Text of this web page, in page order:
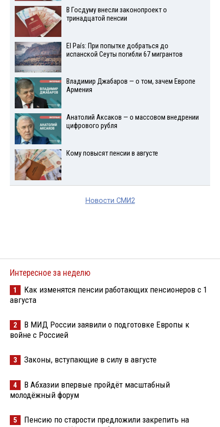
В Госдуму внесли законопроект о
тринадцатой пенсии
El País: При попытке добраться до
испанской Сеуты погибли 67 мигрантов
Владимир Джабаров — о том, зачем Европе
Армения
Анатолий Аксаков — о массовом внедрении
цифрового рубля
Кому повысят пенсии в августе
Новости СМИ2
Интересное за неделю
1
Как изменятся пенсии работающих пенсионеров с 1
августа
2
В МИД России заявили о подготовке Европы к
войне с Россией
3 Законы, вступающие в силу в августе
4
В Абхазии впервые пройдёт масштабный
молодёжный форум
5
Пенсию по старости предложили закрепить на